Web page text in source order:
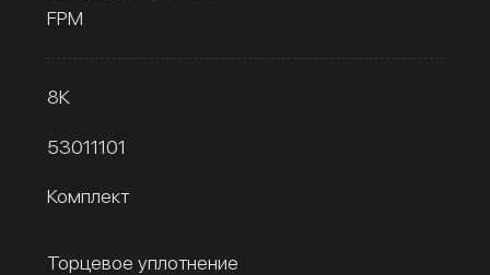
FPM
8К
53011101
Комплект
Торцевое уплотнение